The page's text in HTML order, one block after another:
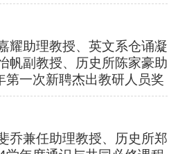
耀助理教授、英文系仓诵凝
帆副教授、历史所陈家豪助
第一次新聘杰出教研人员奖
乔兼任助理教授、历史所郑